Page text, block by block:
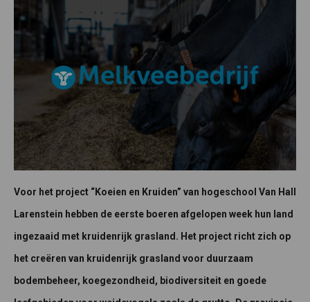
Voor het project “Koeien en Kruiden” van hogeschool Van Hall
Larenstein hebben de eerste boeren afgelopen week hun land
ingezaaid met kruidenrijk grasland. Het project richt zich op
het creëren van kruidenrijk grasland voor duurzaam
bodembeheer, koegezondheid, biodiversiteit en goede